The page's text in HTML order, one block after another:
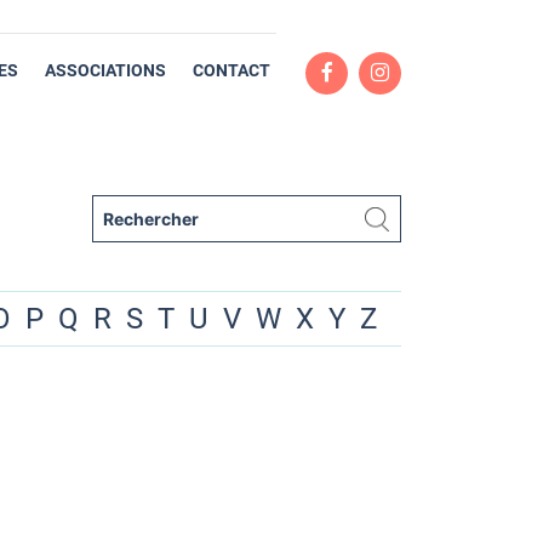
ASSOCIATIONS CONTACT
P Q R S T U V W X Y Z